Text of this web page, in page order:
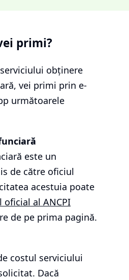
primi?
obținere
, vei primi prin e-
următoarele
este un
de către oficiul
acestuia poate
oficial al ANCPI
de pe prima pagină.
costul serviciului
Dacă